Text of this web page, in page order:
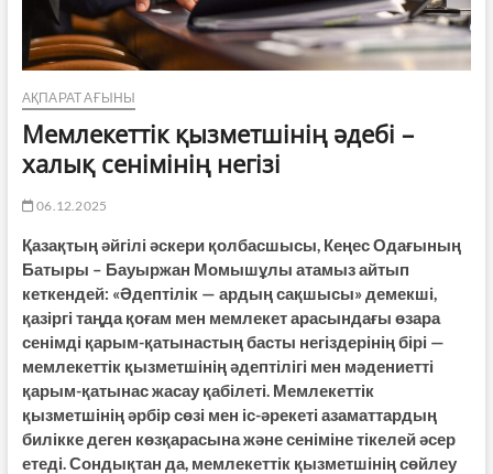
АҚПАРАТ АҒЫНЫ
Мемлекеттік қызметшінің әдебі –
халық сенімінің негізі
06.12.2025
Қазақтың әйгілі әскери қолбасшысы, Кеңес Одағының
Батыры – Бауыржан Момышұлы атамыз айтып
кеткендей: «Әдептілік — ардың сақшысы» демекші,
қазіргі таңда қоғам мен мемлекет арасындағы өзара
сенімді қарым-қатынастың басты негіздерінің бірі —
мемлекеттік қызметшінің әдептілігі мен мәдениетті
қарым-қатынас жасау қабілеті. Мемлекеттік
қызметшінің әрбір сөзі мен іс-әрекеті азаматтардың
билікке деген көзқарасына және сеніміне тікелей әсер
етеді. Сондықтан да, мемлекеттік қызметшінің сөйлеу